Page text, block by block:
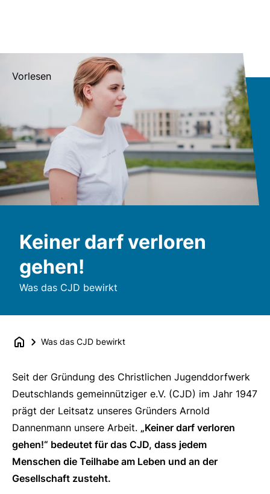
Vorlesen
Keiner darf verloren
gehen!
Was das CJD bewirkt
Was das CJD bewirkt
Seit der Gründung des Christlichen Jugenddorfwerk
Deutschlands gemeinnütziger e.V. (CJD) im Jahr 1947
prägt der Leitsatz unseres Gründers Arnold
Dannenmann unsere Arbeit. „Keiner darf verloren
gehen!“ bedeutet für das CJD, dass jedem
Menschen die Teilhabe am Leben und an der
Gesellschaft zusteht.